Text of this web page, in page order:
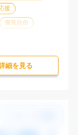
援
服装自由
細を⾒る